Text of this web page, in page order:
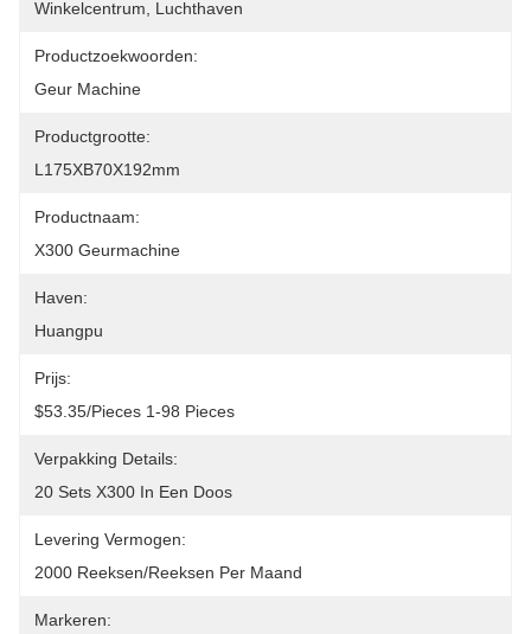
Winkelcentrum, Luchthaven
Productzoekwoorden:
Geur Machine
Productgrootte:
L175XB70X192mm
Productnaam:
X300 Geurmachine
Haven:
Huangpu
Prijs:
$53.35/pieces 1-98 Pieces
Verpakking Details:
20 Sets X300 In Een Doos
Levering Vermogen:
2000 Reeksen/reeksen Per Maand
Markeren: